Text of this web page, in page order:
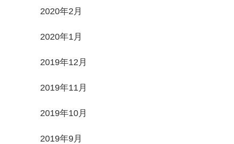
2020年2月
2020年1月
2019年12月
2019年11月
2019年10月
2019年9月